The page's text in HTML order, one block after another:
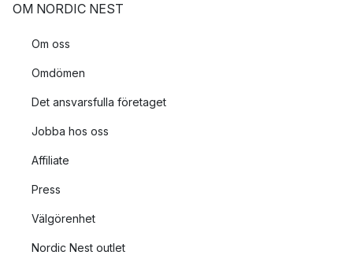
OM NORDIC NEST
Om oss
Omdömen
Det ansvarsfulla företaget
Jobba hos oss
Affiliate
Press
Välgörenhet
Nordic Nest outlet